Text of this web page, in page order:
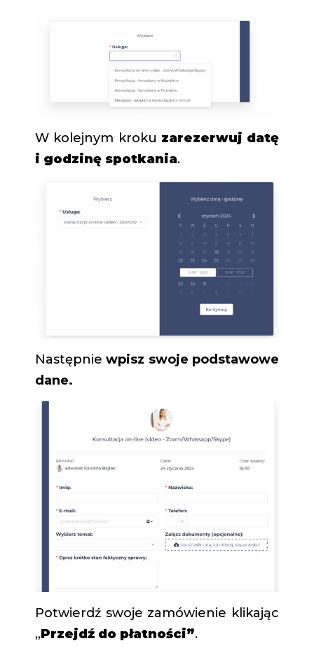
W kolejnym kroku zarezerwuj datę
i godzinę spotkania.
Następniewpisz swoje podstawowe
dane.
Potwierdź swoje zamówienie klikając
„Przejdź do płatności”.